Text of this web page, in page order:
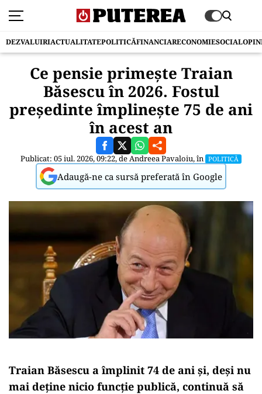
DEZVALUIRIACTUALITATEPOLITICĂFINANCIARECONOMIESOCIAL
Ce pensie primește Traian
Băsescu în 2026. Fostul
președinte împlinește 75 de ani
în acest an
Publicat: 05 iul. 2026, 09:22, deAndreea Pavaloiu, în POLITICĂ
Adaugă-ne ca sursă preferată în Google
Traian Băsescu a împlinit 74 de ani și, deși nu
mai deține nicio funcție publică, continuă să